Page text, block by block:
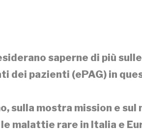
saperne di più
dei pazienti (ePAG) in
sulla mostra mission e
malattie rare in Italia e